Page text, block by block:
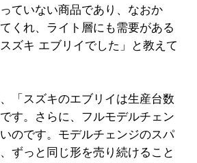
ていない商品であり、なおか
くれ、ライト層にも需要がある
ズキ エブリイでした」と教えて
「スズキのエブリイは生産台数
す。さらに、フルモデルチェン
のです。モデルチェンジのスパ
ずっと同じ形を売り続けること